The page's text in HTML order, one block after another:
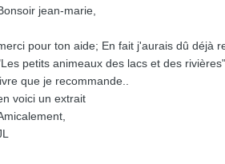
jean-marie,
pour ton aide; En fait j'aurais dû déjà
petits animeaux des lacs et des
que je recommande..
voici un extrait